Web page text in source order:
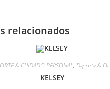
relacionados
& CUIDADO PERSONAL,Deporte &
KELSEY